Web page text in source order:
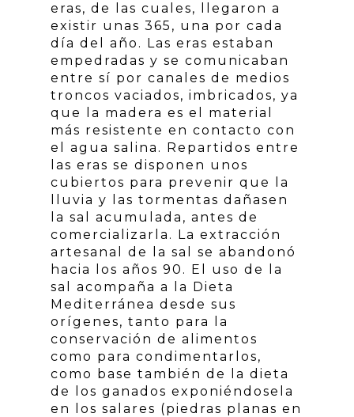
eras, de las cuales, llegaron a
existir unas 365, una por cada
día del año. Las eras estaban
empedradas y se comunicaban
entre sí por canales de medios
troncos vaciados, imbricados, ya
que la madera es el material
más resistente en contacto con
el agua salina. Repartidos entre
las eras se disponen unos
cubiertos para prevenir que la
lluvia y las tormentas dañasen
la sal acumulada, antes de
comercializarla. La extracción
artesanal de la sal se abandonó
hacia los años 90. El uso de la
sal acompaña a la Dieta
Mediterránea desde sus
orígenes, tanto para la
conservación de alimentos
como para condimentarlos,
como base también de la dieta
de los ganados exponiéndosela
en los salares (piedras planas en